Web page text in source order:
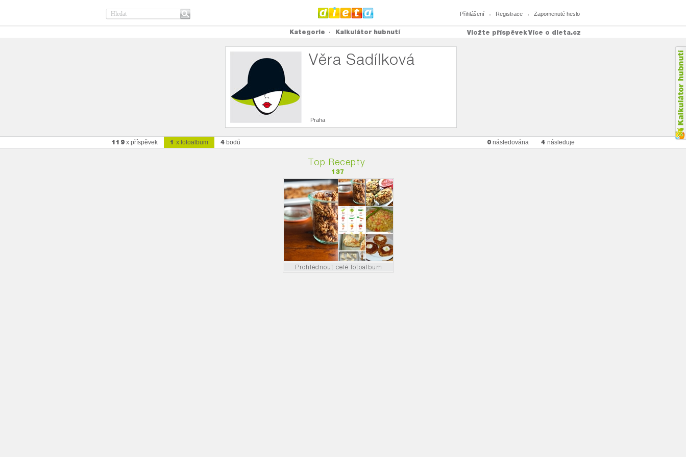
Přihlášení Registrace Zapomenuté heslo
Kategorie Kalkulátor hubnutí Více o dieta.cz
Vložte příspěvek
Věra Sadílková
Praha
119 x příspěvek 1 x fotoalbum 4 bodů 0 následována 4 následuje
Top Recepty
137
Prohlédnout celé fotoalbum